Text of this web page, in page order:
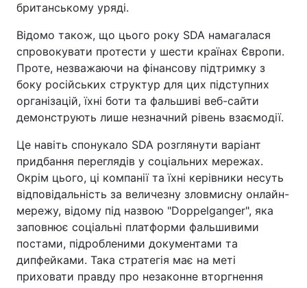
британському уряді.
Відомо також, що цього року SDA намагалася
спровокувати протести у шести країнах Європи.
Проте, незважаючи на фінансову підтримку з
боку російських структур для цих підступних
організацій, їхні боти та фальшиві веб-сайти
демонструють лише незначний рівень взаємодії.
Це навіть спонукало SDA розглянути варіант
придбання переглядів у соціальних мережах.
Окрім цього, ці компанії та їхні керівники несуть
відповідальність за величезну зловмисну онлайн-
мережу, відому під назвою "Doppelganger", яка
заповнює соціальні платформи фальшивими
постами, підробленими документами та
дипфейками. Така стратегія має на меті
приховати правду про незаконне вторгнення